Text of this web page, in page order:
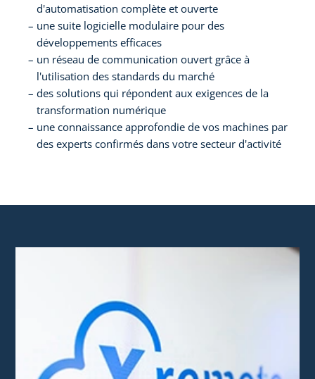
d'automatisation complète et ouverte
une suite logicielle modulaire pour des
développements efficaces
un réseau de communication ouvert grâce à
l'utilisation des standards du marché
des solutions qui répondent aux exigences de la
transformation numérique
une connaissance approfondie de vos machines par
des experts confirmés dans votre secteur d'activité